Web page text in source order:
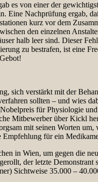
von einer der
Eine Nachprüfung ergab,
kurz vor dem
den einzelnen
halb leer sind. Dieser
zu bestrafen, ist eine
sich verstärkt mit der
sollten – und wies
für Physiologie
Mitbewerber über Kickl
mit seinen Worten
für ein
in Wien, um gegen die
der letzte
Sichtweise 35.000 –